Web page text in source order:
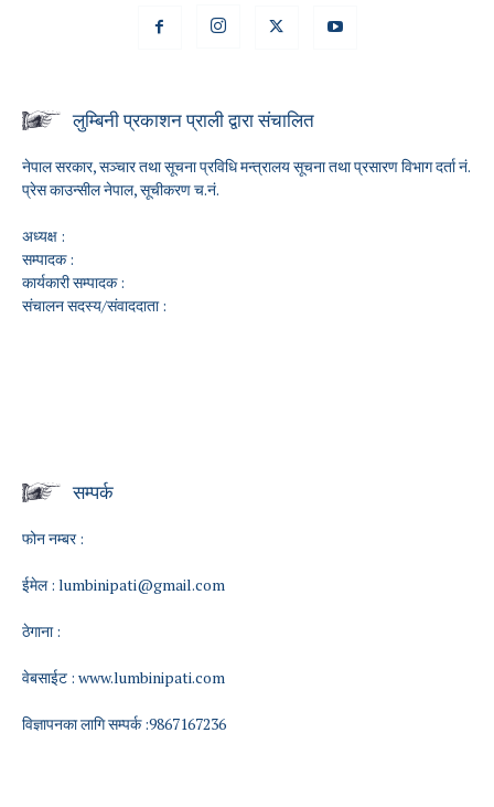
लुम्बिनी प्रकाशन प्राली द्वारा संचालित
नेपाल सरकार, सञ्चार तथा सूचना प्रविधि मन्त्रालय सूचना तथा प्रसारण विभाग दर्ता नं.
प्रेस काउन्सील नेपाल, सूचीकरण च.नं.
अध्यक्ष :
सम्पादक :
कार्यकारी सम्पादक :
संचालन सदस्य/संवाददाता :
सम्पर्क
फोन नम्बर :
ईमेल : lumbinipati@gmail.com
ठेगाना :
वेबसाईट : www.lumbinipati.com
विज्ञापनका लागि सम्पर्क :9867167236